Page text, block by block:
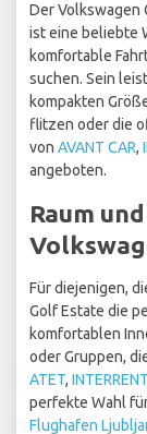
Der Volkswagen
ist eine beliebte
komfortable
suchen. Sein
kompakten
flitzen oder die
von AVANT CAR,
angeboten.
Raum
Für diejenigen,
Golf Estate die
komfortablen
oder Gruppen,
ATET, INTERRENT
perfekte Wahl
Flughafen